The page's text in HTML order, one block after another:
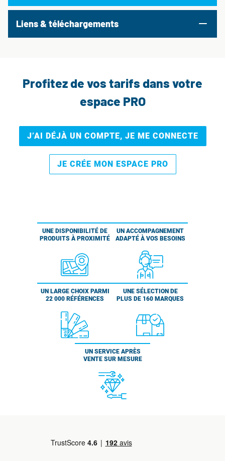
Liens & téléchargements
Profitez de vos tarifs dans votre
espace PRO
J’AI DÉJÀ UN COMPTE, JE ME CONNECTE
JE CRÉE MON ESPACE PRO
UNE DISPONIBILITÉ DE
PRODUITS À PROXIMITÉ
UN ACCOMPAGNEMENT
ADAPTÉ À VOS BESOINS
UN LARGE CHOIX PARMI
22 000 RÉFÉRENCES
UNE SÉLECTION DE
PLUS DE 160 MARQUES
UN SERVICE APRÈS
VENTE SUR MESURE